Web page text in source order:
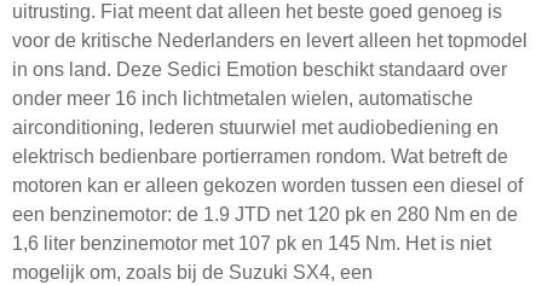
uitrusting. Fiat meent dat alleen het beste goed genoeg is
voor de kritische Nederlanders en levert alleen het topmodel
in ons land. Deze Sedici Emotion beschikt standaard over
onder meer 16 inch lichtmetalen wielen, automatische
airconditioning, lederen stuurwiel met audiobediening en
elektrisch bedienbare portierramen rondom. Wat betreft de
motoren kan er alleen gekozen worden tussen een diesel of
een benzinemotor: de 1.9 JTD net 120 pk en 280 Nm en de
1,6 liter benzinemotor met 107 pk en 145 Nm. Het is niet
mogelijk om, zoals bij de Suzuki SX4, een